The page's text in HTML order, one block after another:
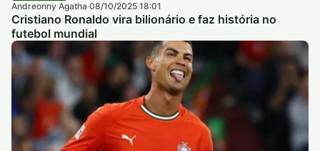
Andreonny Agatha·08/10/2025 18:01
Cristiano Ronaldo vira bilionário e faz história no
futebol mundial